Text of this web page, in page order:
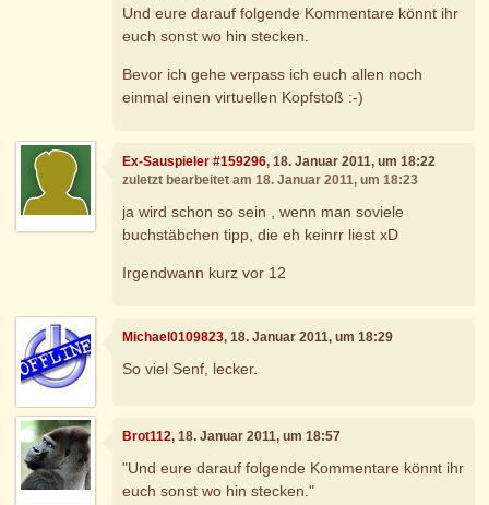
Und eure darauf folgende Kommentare könnt ihr
euch sonst wo hin stecken.
Bevor ich gehe verpass ich euch allen noch
einmal einen virtuellen Kopfstoß :-)
Ex-Sauspieler #159296, 18. Januar 2011, um 18:22
zuletzt bearbeitet am 18. Januar 2011, um 18:23
ja wird schon so sein , wenn man soviele
buchstäbchen tipp, die eh keinrr liest xD
Irgendwann kurz vor 12
Michael0109823, 18. Januar 2011, um 18:29
So viel Senf, lecker.
Brot112, 18. Januar 2011, um 18:57
"Und eure darauf folgende Kommentare könnt ihr
euch sonst wo hin stecken."